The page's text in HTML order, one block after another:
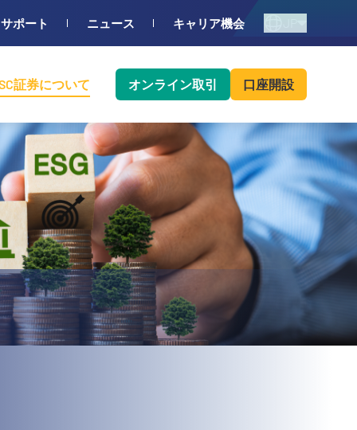
サポート ニュース キャリア機会
証券について オンライン取引 口座開設